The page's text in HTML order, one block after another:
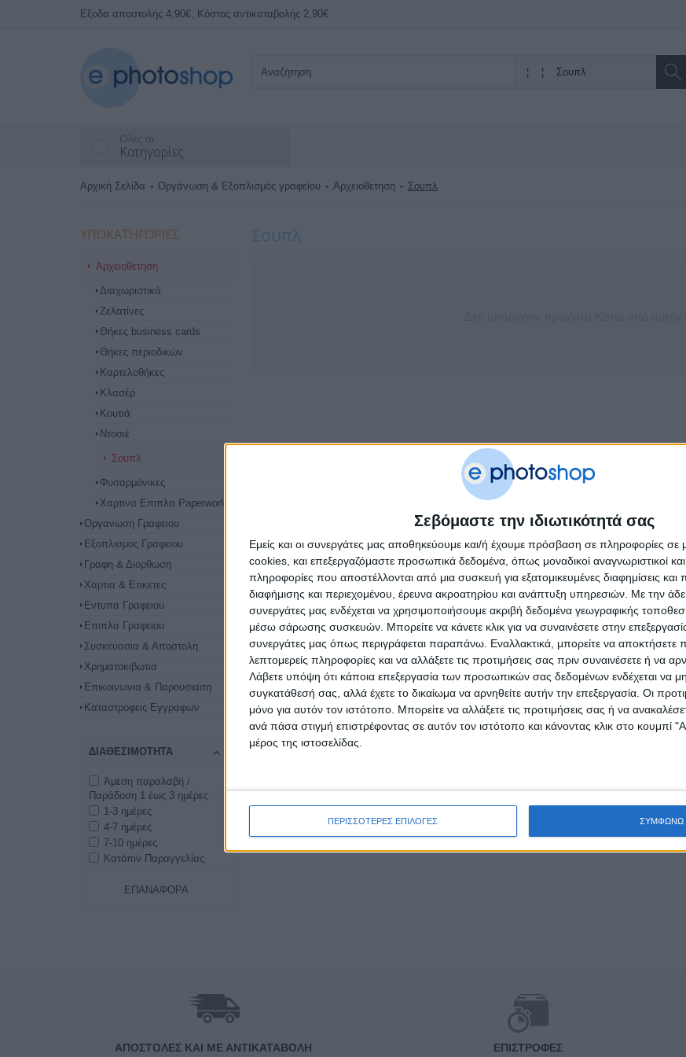
Σεβόμαστε την ιδιωτικότητά σας
Εμείς και οι συνεργάτες μας αποθηκεύουμε και/ή έχουμε πρόσβαση σε πληροφορίες
cookies, και επεξεργαζόμαστε προσωπικά δεδομένα, όπως μοναδικοί αναγνωριστικοί
πληροφορίες που αποστέλλονται από μια συσκευή για εξατομικευμένες διαφημίσεις και
διαφήμισης και περιεχομένου, έρευνα ακροατηρίου και ανάπτυξη υπηρεσιών. Με την
συνεργάτες μας ενδέχεται να χρησιμοποιήσουμε ακριβή δεδομένα γεωγραφικής
μέσω σάρωσης συσκευών. Μπορείτε να κάνετε κλικ για να συναινέσετε στην
συνεργάτες μας όπως περιγράφεται παραπάνω. Εναλλακτικά, μπορείτε να αποκτήσετε
λεπτομερείς πληροφορίες και να αλλάξετε τις προτιμήσεις σας πριν συναινέσετε ή να
Λάβετε υπόψη ότι κάποια επεξεργασία των προσωπικών σας δεδομένων ενδέχεται να
συγκατάθεσή σας, αλλά έχετε το δικαίωμα να αρνηθείτε αυτήν την επεξεργασία. Οι
μόνο για αυτόν τον ιστότοπο. Μπορείτε να αλλάξετε τις προτιμήσεις σας ή να
ανά πάσα στιγμή επιστρέφοντας σε αυτόν τον ιστότοπο και κάνοντας κλικ στο κουμπί
μέρος της ιστοσελίδας.
ΠΕΡΙΣΣΟΤΕΡΕΣ ΕΠΙΛΟΓΕΣ ΣΥΜΦΩΝΩ
Εξοδα αποστολής 4,90€, Κόστος αντικαταβολής 2,90€
Όλες οι
Κατηγορίες
Αρχική Σελίδα Οργάνωση & Εξοπλισμός γραφείου Αρχειοθετηση Σουπλ
ΥΠΟΚΑΤΗΓΟΡΊΕΣ
Αρχειοθετηση
Διαχωριστικά
Ζελατίνες
Θήκες business cards
Θήκες περιοδικών
Καρτελοθήκες
Κλασέρ
Κουτιά
Ντοσιέ
Σουπλ
Φυσαρμόνικες
Χαρτινα Επιπλα Paperworld
Οργανωση Γραφειου
Εξοπλισμος Γραφειου
Γραφη & Διορθωση
Χαρτια & Ετικετες
Εντυπα Γραφειου
Επιπλα Γραφειου
Συσκευασια & Αποστολη
Χρηματοκιβωτια
Επικοινωνια & Παρουσιαση
Καταστροφεις Εγγραφων
ΔΙΑΘΕΣΙΜΌΤΗΤΑ
Άμεση παραλαβή /
Παράδοση 1 έως 3 ημέρες
1-3 ημέρες
4-7 ημέρες
7-10 ημέρες
Κατόπιν Παραγγελίας
ΕΠΑΝΑΦΟΡΆ
Σουπλ
ΑΠΟΣΤΟΛΈΣ ΚΑΙ ΜΕ ΑΝΤΙΚΑΤΑΒΟΛΗ ΕΠΙΣΤΡΟΦΈΣ